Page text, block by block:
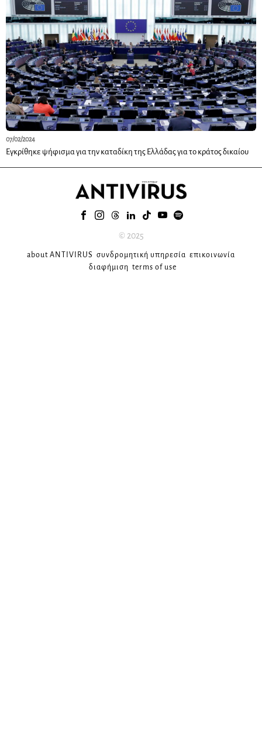
07/02/2024
Εγκρίθηκε ψήφισμα για την καταδίκη της Ελλάδας για το κράτος δικαίου
© 2025
about ANTIVIRUS συνδρομητική υπηρεσία επικοινωνία
διαφήμιση terms of use